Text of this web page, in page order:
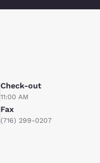
Check-out
11:00 AM
Fax
(716) 299-0207